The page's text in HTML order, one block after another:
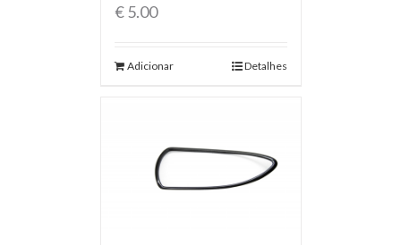
€5.00
Adicionar Detalhes